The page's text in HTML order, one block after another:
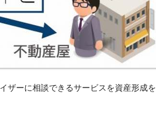
ザーに相談できるサービスを資産形成を